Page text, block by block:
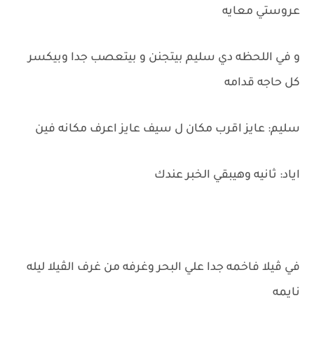
عروستي معايه
و في اللحظه دي سليم بيتجنن و بيتعصب جدا وبيكسر
كل حاجه قدامه
سليم: عايز اقرب مكان ل سيف عايز اعرف مكانه فين
اياد: ثانيه وهيبقي الخبر عندك
في ڤيلا فاخمه جدا علي البحر وغرفه من غرف الڤيلا ليله
نايمه